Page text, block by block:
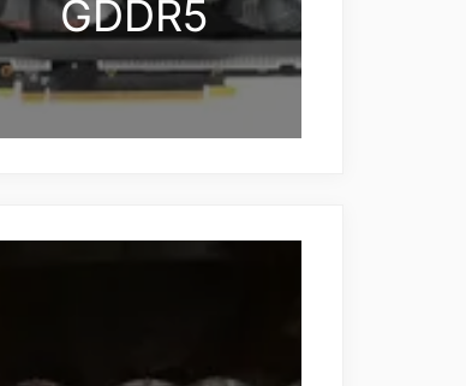
GDDR5